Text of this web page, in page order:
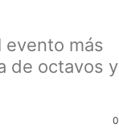
evento más
de octavos y
0